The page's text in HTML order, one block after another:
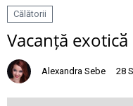
Călătorii
Vacanță
Alexandra Sebe 28